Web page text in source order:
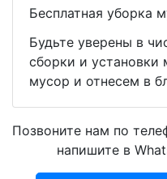
Бесплатная уборка
Будьте уверены в
сборки и установки
мусор и отнесем в
Позвоните нам по
напишите в